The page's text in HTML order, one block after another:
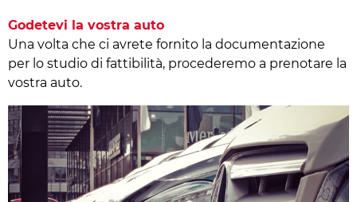
Godetevi la vostra auto
Una volta che ci avrete fornito la documentazione
per lo studio di fattibilità, procederemo a prenotare la
vostra auto.